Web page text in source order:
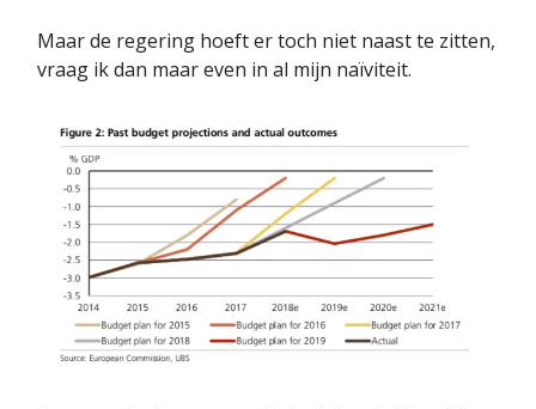
Maar de regering hoeft er toch niet naast te zitten,
vraag ik dan maar even in al mijn naïviteit.